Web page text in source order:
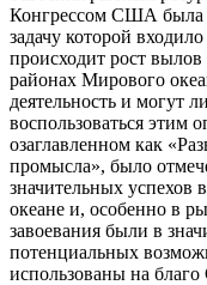
Конгрессом США была
задачу которой
происходит рост
районах Мирового
деятельность и могут
воспользоваться этим
озаглавленном как
промысла», было
значительных успехов
океане и, особенно в
завоевания были в
потенциальных
использованы на